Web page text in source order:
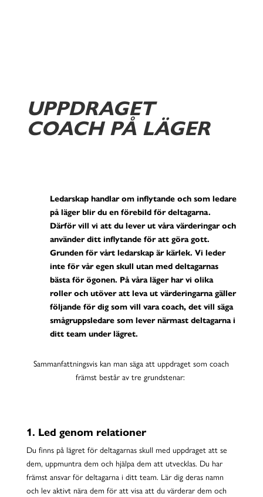
UPPDRAGET
COACH PÅ LÄGER
Ledarskap handlar om inflytande och som ledare
på läger blir du en förebild för deltagarna.
Därför vill vi att du lever ut våra värderingar och
använder ditt inflytande för att göra gott.
Grunden för vårt ledarskap är kärlek. Vi leder
inte för vår egen skull utan med deltagarnas
bästa för ögonen. På våra läger har vi olika
roller och utöver att leva ut värderingarna gäller
följande för dig som vill vara coach, det vill säga
smågruppsledare som lever närmast deltagarna i
ditt team under lägret.
Sammanfattningsvis kan man säga att uppdraget som coach
främst består av tre grundstenar:
1. Led genom relationer
Du finns på lägret för deltagarnas skull med uppdraget att se
dem, uppmuntra dem och hjälpa dem att utvecklas. Du har
främst ansvar för deltagarna i ditt team. Lär dig deras namn
och lev aktivt nära dem för att visa att du värderar dem och